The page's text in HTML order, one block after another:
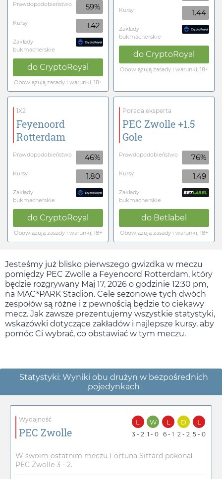
Prawdopodobieństwo 59%
Kursy 1.42
Zakłady
bukmacherskie
do CryptoRoyal
Obowiązują zasady i warunki, 18+
Kursy 1.44
Zakłady
bukmacherskie
do CryptoRoyal
Obowiązują zasady i warunki, 18+
1X2
Feyenoord
Rotterdam
Prawdopodobieństwo 46%
Kursy 1.80
Zakłady
bukmacherskie
do CryptoRoyal
Obowiązują zasady i warunki, 18+
Porada eksperta
PEC Zwolle +1.5
Gole
Prawdopodobieństwo 76%
Kursy 1.49
Zakłady
bukmacherskie
do Betlabel
Obowiązują zasady i warunki, 18+
Jesteśmy już blisko pierwszego gwizdka w meczu
pomiędzy PEC Zwolle a Feyenoord Rotterdam, który
będzie rozgrywany Maj 17, 2026 o godzinie 12:30 pm,
na MAC³PARK Stadion. Cele sezonowe tych dwóch
zespołów są różne i z pewnością będzie to ciekawy
mecz. Jak zawsze prezentujemy wszystkie statystyki,
wskazówki dotyczące zakładów i najlepsze kursy, aby
pomóc Ci wybrać, co obstawiać w tym meczu.
Statystyki: Wyniki obu drużyn w bezpośrednich
pojedynkach
Wydajność
PEC Zwolle
L
3 - 2
W
1 - 0
L
6 - 1
D
2 - 2
L
5 - 0
W swoim ostatnim meczu Fortuna Sittard pokonał
PEC Zwolle 3 - 2.